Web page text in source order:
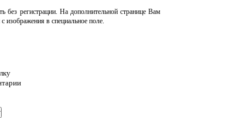
без регистрации. На дополнительной странице Вам
изображения в специальное поле.